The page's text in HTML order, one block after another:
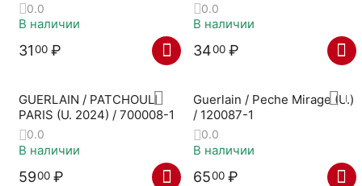
0.0
В наличии
3100 ₽
0.0
В наличии
3400 ₽
GUERLAIN / PATCHOULI
PARIS (U. 2024) / 700008-1
0.0
В наличии
5900 ₽
Guerlain / Peche Mirage (U.)
/ 120087-1
0.0
В наличии
6500 ₽